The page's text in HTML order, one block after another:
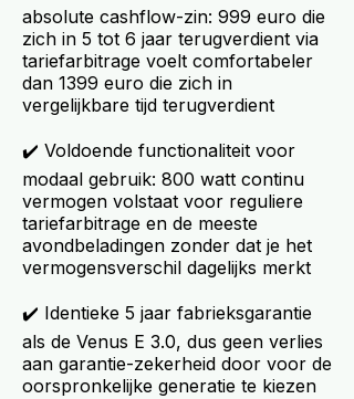
absolute cashflow-zin: 999 euro die
zich in 5 tot 6 jaar terugverdient via
tariefarbitrage voelt comfortabeler
dan 1399 euro die zich in
vergelijkbare tijd terugverdient
✔️ Voldoende functionaliteit voor
modaal gebruik: 800 watt continu
vermogen volstaat voor reguliere
tariefarbitrage en de meeste
avondbeladingen zonder dat je het
vermogensverschil dagelijks merkt
✔️ Identieke 5 jaar fabrieksgarantie
als de Venus E 3.0, dus geen verlies
aan garantie-zekerheid door voor de
oorspronkelijke generatie te kiezen